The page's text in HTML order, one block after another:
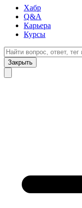
Хабр
Q&A
Карьера
Курсы
Закрыть